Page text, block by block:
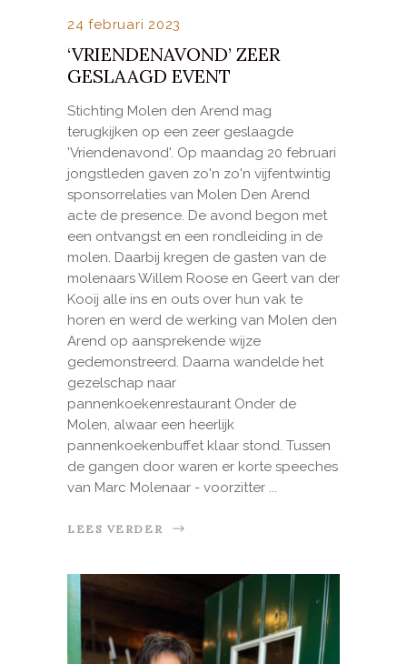
24 februari 2023
‘VRIENDENAVOND’ ZEER
GESLAAGD EVENT
Stichting Molen den Arend mag
terugkijken op een zeer geslaagde
'Vriendenavond'. Op maandag 20 februari
jongstleden gaven zo'n zo'n vijfentwintig
sponsorrelaties van Molen Den Arend
acte de presence. De avond begon met
een ontvangst en een rondleiding in de
molen. Daarbij kregen de gasten van de
molenaars Willem Roose en Geert van der
Kooij alle ins en outs over hun vak te
horen en werd de werking van Molen den
Arend op aansprekende wijze
gedemonstreerd. Daarna wandelde het
gezelschap naar
pannenkoekenrestaurant Onder de
Molen, alwaar een heerlijk
pannenkoekenbuffet klaar stond. Tussen
de gangen door waren er korte speeches
van Marc Molenaar - voorzitter
LEES VERDER